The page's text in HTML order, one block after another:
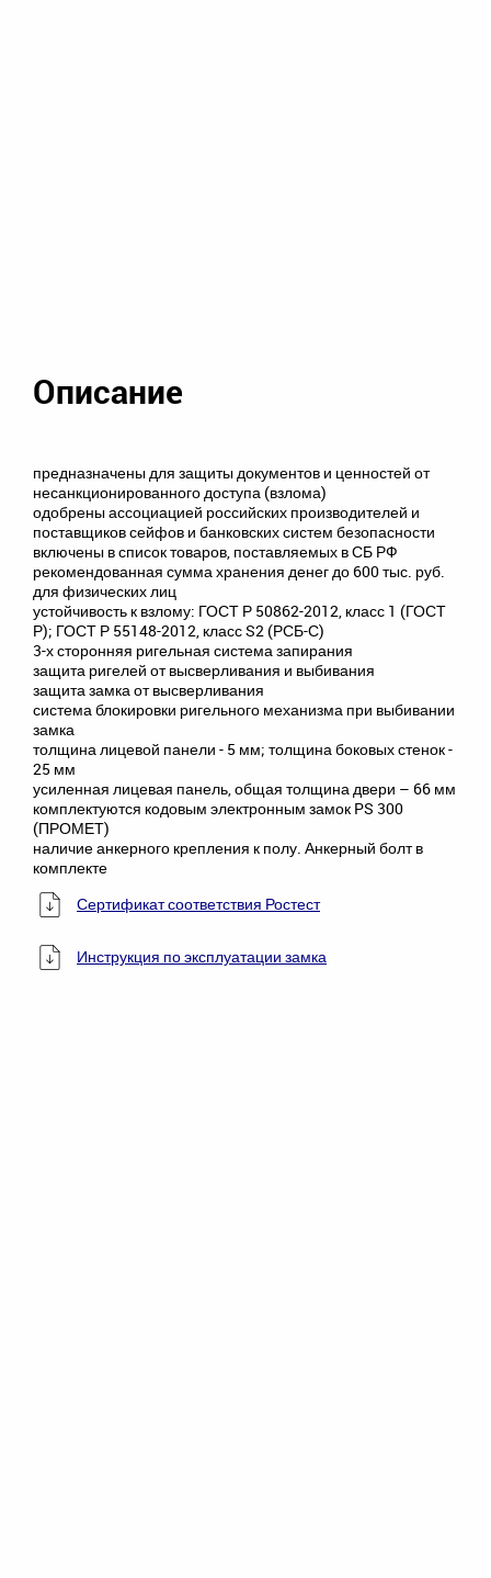
Описание
предназначены для защиты документов и ценностей от
несанкционированного доступа (взлома)
одобрены ассоциацией российских производителей и
поставщиков сейфов и банковских систем безопасности
включены в список товаров, поставляемых в СБ РФ
рекомендованная сумма хранения денег до 600 тыс. руб.
для физических лиц
устойчивость к взлому: ГОСТ Р 50862-2012, класс 1 (ГОСТ
Р); ГОСТ Р 55148-2012, класс S2 (РСБ-С)
3-х сторонняя ригельная система запирания
защита ригелей от высверливания и выбивания
защита замка от высверливания
система блокировки ригельного механизма при выбивании
замка
толщина лицевой панели - 5 мм; толщина боковых стенок -
25 мм
усиленная лицевая панель, общая толщина двери – 66 мм
комплектуются кодовым электронным замок PS 300
(ПРОМЕТ)
наличие анкерного крепления к полу. Анкерный болт в
комплекте
Сертификат соответствия Ростест
Инструкция по эксплуатации замка